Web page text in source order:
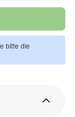
bitte die